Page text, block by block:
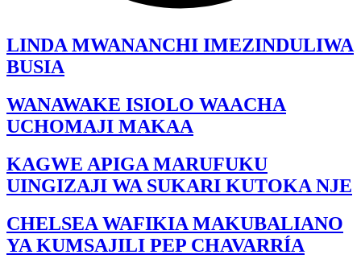
LINDA MWANANCHI IMEZINDULIWA
BUSIA
WANAWAKE ISIOLO WAACHA
UCHOMAJI MAKAA
KAGWE APIGA MARUFUKU
UINGIZAJI WA SUKARI KUTOKA NJE
CHELSEA WAFIKIA MAKUBALIANO
YA KUMSAJILI PEP CHAVARRÍA